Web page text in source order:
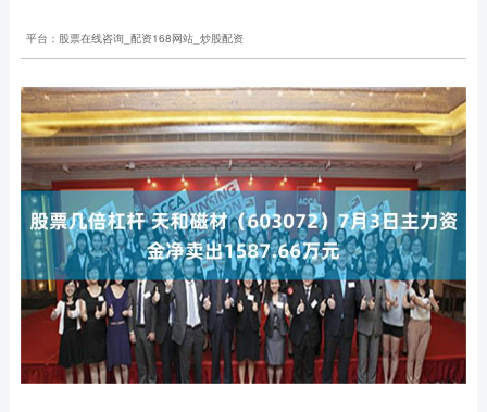
平台：股票在线咨询_配资168网站_炒股配资